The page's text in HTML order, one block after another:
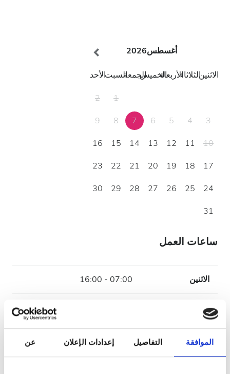
الموافقة التفاصيل إعدادات الإعلان عن
أغسطس2026
الاثنينالثلاثاءالأربعاءالخميسالجمعةالسبتالأحد
1
2
3
4
5
6
7
8
9
10
11
12
13
14
15
16
17
18
19
20
21
22
23
24
25
26
27
28
29
30
31
ساعات العمل
الاثنين 07:00 - 16:00
الثلاثاء
الأربعاء 07:00 - 16:00